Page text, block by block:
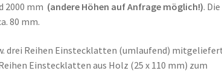
2000 mm (andere Höhen auf Anfrage möglich!). Die
80 mm.
drei Reihen Einstecklatten (umlaufend)
Einstecklatten aus Holz (25 x 110 mm) zum